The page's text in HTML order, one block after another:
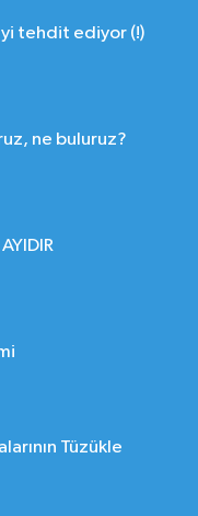
tehdit ediyor (!)
ne buluruz?
Tüzükle